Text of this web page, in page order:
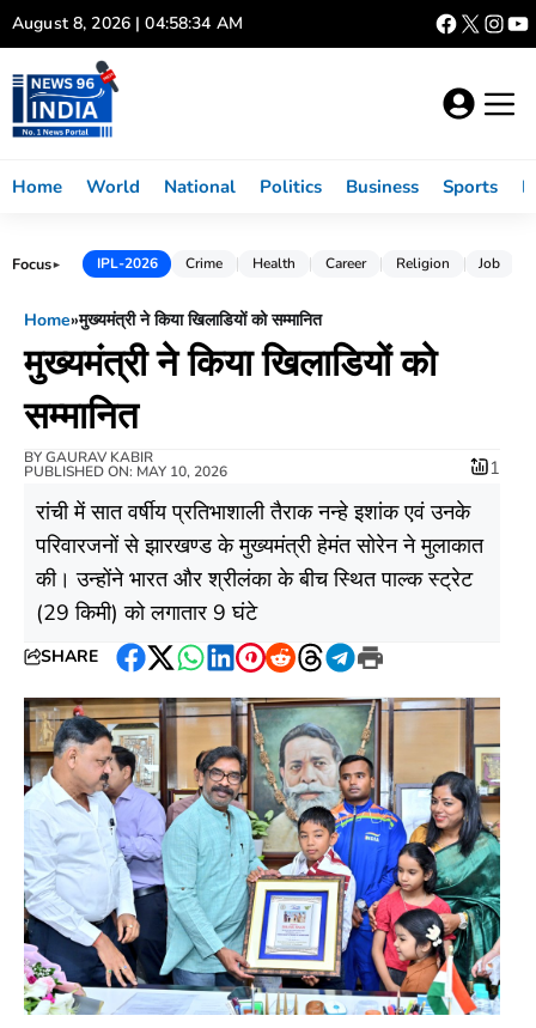
Skip
to
content
August 8, 2026 | 04:58:35 AM
Home World National Politics Business Sports
Focus► IPL-2026 Crime Health Career Religion Job
Home»मुख्यमंत्री ने किया खिलाडियों को सम्मानित
मुख्यमंत्री ने किया खिलाडियों को
सम्मानित
BYGAURAV KABIR
PUBLISHED ON: MAY 10, 2026 1
रांची में सात वर्षीय प्रतिभाशाली तैराक नन्हे इशांक एवं उनके
परिवारजनों से झारखण्ड के मुख्यमंत्री हेमंत सोरेन ने मुलाकात
की। उन्होंने भारत और श्रीलंका के बीच स्थित पाल्क स्ट्रेट
(29 किमी) को लगातार 9 घंटे
SHARE
Facebook
Twitter
WhatsApp
LinkedIn
Pinterest
RedditThreads
Telegram
Print